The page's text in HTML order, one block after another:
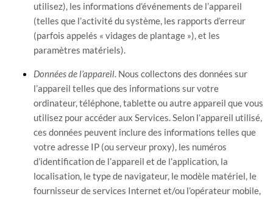
utilisez), les informations d’événements de l’appareil
(telles que l’activité du système, les rapports d’erreur
(parfois appelés « vidages de plantage »), et les
paramètres matériels).
Données de l’appareil. Nous collectons des données sur
l’appareil telles que des informations sur votre
ordinateur, téléphone, tablette ou autre appareil que vous
utilisez pour accéder aux Services. Selon l’appareil utilisé,
ces données peuvent inclure des informations telles que
votre adresse IP (ou serveur proxy), les numéros
d’identification de l’appareil et de l’application, la
localisation, le type de navigateur, le modèle matériel, le
fournisseur de services Internet et/ou l’opérateur mobile,